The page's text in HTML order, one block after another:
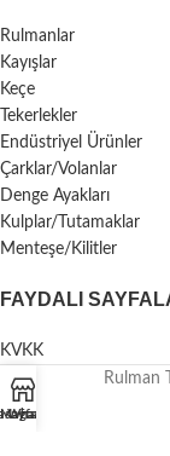
Rulmanlar
Kayışlar
Keçe
Tekerlekler
Endüstriyel Ürünler
Çarklar/Volanlar
Denge Ayakları
Kulplar/Tutamaklar
Menteşe/Kilitler
FAYDALI
KVKK
Rulman
Mağaza
Whatsapp